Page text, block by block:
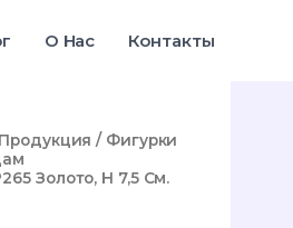
О Нас Контакты
/ Фигурки
Золото, H 7,5 См.
Золото,